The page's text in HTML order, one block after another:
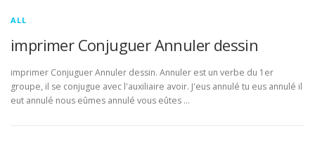
ALL
imprimer Conjuguer Annuler dessin
imprimer Conjuguer Annuler dessin. Annuler est un verbe du 1er
groupe, il se conjugue avec l'auxiliaire avoir. J'eus annulé tu eus annulé il
eut annulé nous eûmes annulé vous eûtes …